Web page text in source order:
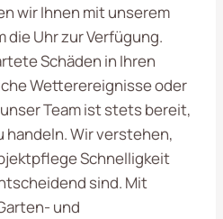
wir Ihnen mit unserem
die Uhr zur Verfügung.
Schäden in Ihren
Wetterereignisse oder
Team ist stets bereit,
handeln. Wir verstehen,
Schnelligkeit
sind. Mit
und